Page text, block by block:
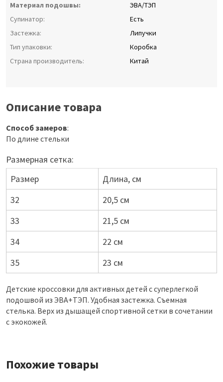
Материал подошвы:
ЭВА/ТЭП
Супинатор:
Есть
Застежка:
Липучки
Тип упаковки:
Коробка
Страна производитель:
Китай
Описание товара
Способ замеров:
По длине стельки
Размерная сетка:
Размер
Длина, см
32
20,5 см
33
21,5 см
34
22 см
35
23 см
Детские кроссовки для активных детей с суперлегкой
подошвой из ЭВА+ТЭП. Удобная застежка. Съемная
стелька. Верх из дышащей спортивной сетки в сочетании
с экокожей.
Похожие товары